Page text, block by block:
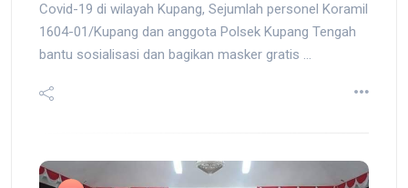
Covid-19 di wilayah Kupang, Sejumlah personel Koramil
1604-01/Kupang dan anggota Polsek Kupang Tengah
bantu sosialisasi dan bagikan masker gratis ...